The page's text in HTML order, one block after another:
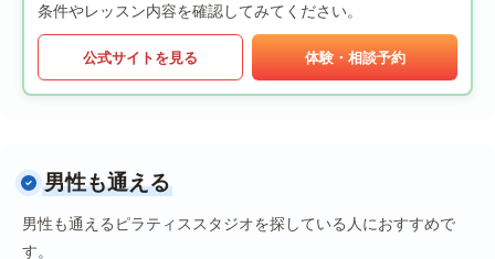
条件やレッスン内容を確認してみてください。
公式サイトを見る 体験・相談予約
男性も通える
男性も通えるピラティススタジオを探している人におすすめで
す。